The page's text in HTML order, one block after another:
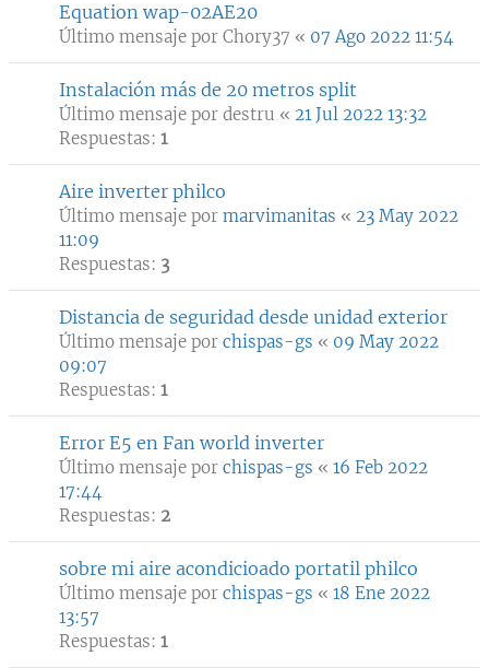
Equation wap-02AE20
Último mensaje por Chory37 « 07 Ago 2022 11:54
Instalación más de 20 metros split
Último mensaje por destru « 21 Jul 2022 13:32
Respuestas: 1
Aire inverter philco
Último mensaje por marvimanitas « 23 May 2022
11:09
Respuestas: 3
Distancia de seguridad desde unidad exterior
Último mensaje por chispas-gs « 09 May 2022
09:07
Respuestas: 1
Error E5 en Fan world inverter
Último mensaje por chispas-gs « 16 Feb 2022
17:44
Respuestas: 2
sobre mi aire acondicioado portatil philco
Último mensaje por chispas-gs « 18 Ene 2022
13:57
Respuestas: 1